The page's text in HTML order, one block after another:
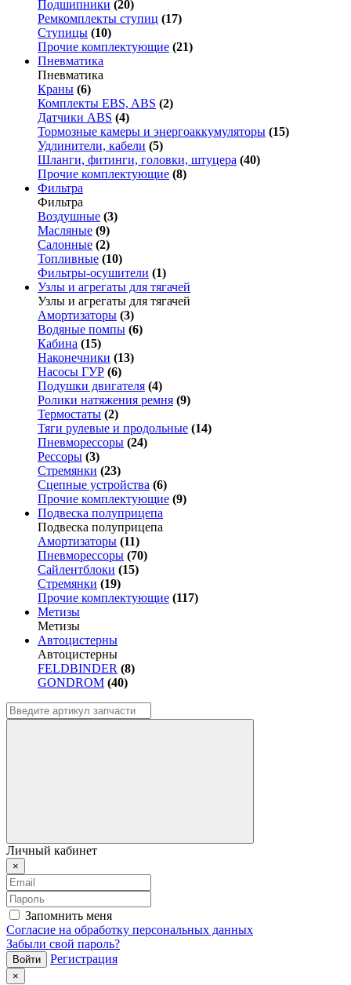
Подшипники (20)
Ремкомплекты ступиц (17)
Ступицы (10)
Прочие комплектующие (21)
Пневматика
Пневматика
Краны (6)
Комплекты EBS, ABS (2)
Датчики ABS (4)
Тормозные камеры и энергоаккумуляторы (15)
Удлинители, кабели (5)
Шланги, фитинги, головки, штуцера (40)
Прочие комплектующие (8)
Фильтра
Фильтра
Воздушные (3)
Масляные (9)
Салонные (2)
Топливные (10)
Фильтры-осушители (1)
Узлы и агрегаты для тягачей
Узлы и агрегаты для тягачей
Амортизаторы (3)
Водяные помпы (6)
Кабина (15)
Наконечники (13)
Насосы ГУР (6)
Подушки двигателя (4)
Ролики натяжения ремня (9)
Термостаты (2)
Тяги рулевые и продольные (14)
Пневморессоры (24)
Рессоры (3)
Стремянки (23)
Сцепные устройства (6)
Прочие комплектующие (9)
Подвеска полуприцепа
Подвеска полуприцепа
Амортизаторы (11)
Пневморессоры (70)
Сайлентблоки (15)
Стремянки (19)
Прочие комплектующие (117)
Метизы
Метизы
Автоцистерны
Автоцистерны
FELDBINDER (8)
GONDROM (40)
Личный кабинет
×
Запомнить меня
Согласие на обработку персональных данных
Забыли свой пароль?
Регистрация
×